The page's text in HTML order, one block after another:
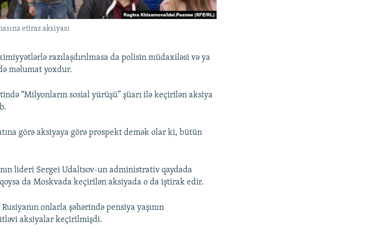
etiraz aksiyası
razılaşdırılmasa da polisin müdaxiləsi və ya
məlumat yoxdur.
“Milyonların sosial yürüşü” şüarı ilə keçirilən aksiya
görə aksiyaya görə prospekt demək olar ki, bütün
lideri Sergei Udaltsov-un administrativ qaydada
da Moskvada keçirilən aksiyada o da iştirak edir.
onlarla şəhərində pensiya yaşının
aksiyalar keçirilmişdi.